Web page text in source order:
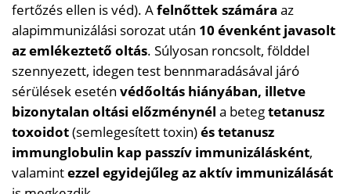
fertőzés ellen is véd). Afelnőttek számára az
alapimmunizálási sorozat után 10 évenként javasolt
az emlékeztető oltás. Súlyosan roncsolt, földdel
szennyezett, idegen test bennmaradásával járó
sérülések esetén védőoltás hiányában, illetve
bizonytalan oltási előzménynél a betegtetanusz
toxoidot(semlegesített toxin)és tetanusz
immunglobulin kap passzív immunizálásként,
valamintezzel egyidejűleg az aktív immunizálását